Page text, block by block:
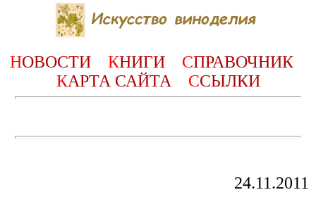
НОВОСТИ КНИГИ СПРАВОЧНИК
КАРТА САЙТА ССЫЛКИ
24.11.2011